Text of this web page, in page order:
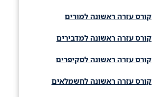
קורס עזרה ראשונה למורים
קורס עזרה ראשונה למדבירים
קורס עזרה ראשונה לסקיפרים
קורס עזרה ראשונה לחשמלאים